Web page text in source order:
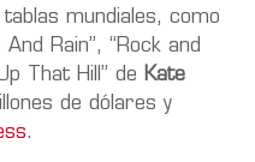
mundiales, como
Rain”, “Rock and
That Hill” de Kate
de dólares y
.